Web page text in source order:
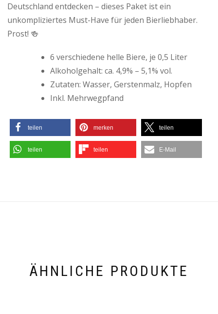
Deutschland entdecken – dieses Paket ist ein
unkompliziertes Must-Have für jeden Bierliebhaber.
Prost! 🍻
6 verschiedene helle Biere, je 0,5 Liter
Alkoholgehalt: ca. 4,9% – 5,1% vol.
Zutaten: Wasser, Gerstenmalz, Hopfen
Inkl. Mehrwegpfand
teilen merken teilen
teilen teilen E-Mail
ÄHNLICHE PRODUKTE